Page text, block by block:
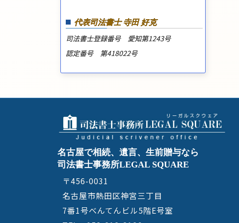
代表司法書士 寺田 好克
司法書士登録番号 愛知第1243号
認定番号 第418022号
名古屋で相続、遺言、生前贈与なら
司法書士事務所LEGAL SQUARE
〒456-0031
名古屋市熱田区神宮三丁目
7番1号べんてんビル5階E号室